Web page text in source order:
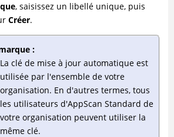
, saisissez un libellé unique, puis
Créer.
:
La clé de mise à jour automatique est
utilisée par l'ensemble de votre
organisation. En d'autres termes, tous
les utilisateurs d'AppScan Standard de
votre organisation peuvent utiliser la
même clé.